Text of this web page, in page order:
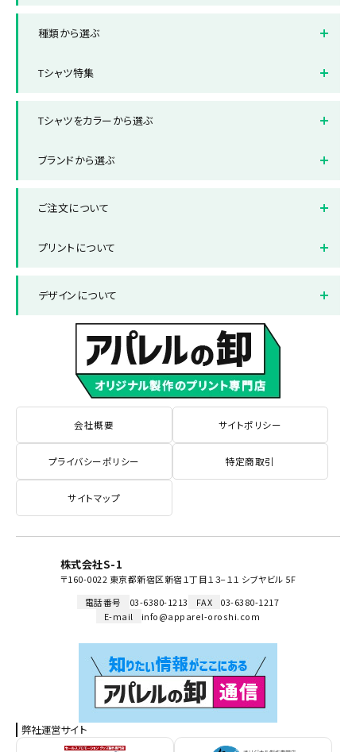
クラスTシャツ
種類から選ぶ
半袖Tシャツ
レディースサイズTシャツ
Tシャツ特集
ツ
Tシャツをカラーから選ぶ
ホワイト
グレー
ネイビー
サックス
ブランドから選ぶ
ご注文について
納品までの流れ
よくある質問集
プリントについて
デザインについて
データ作成・入稿方法
書体サンプル
会社概要 サイトポリシー
プライバシーポリシー 特定商取引
サイトマップ
株式会社S-1
〒160-0022 東京都新宿区新宿１丁目１３−１１ シブヤビル 5F
電話番号
03-6380-1213 FAX
03-6380-1217
E-mail
info@apparel-oroshi.com
弊社運営サイト